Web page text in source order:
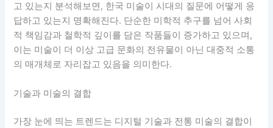
고 있는지 분석해보면, 한국 미술이 시대의 질문에 어떻게 응
답하고 있는지 명확해진다. 단순한 미학적 추구를 넘어 사회
적 책임감과 철학적 깊이를 담은 작품들이 증가하고 있으며,
이는 미술이 더 이상 고급 문화의 전유물이 아닌 대중적 소통
의 매개체로 자리잡고 있음을 의미한다.
기술과 미술의 결합
가장 눈에 띄는 트렌드는 디지털 기술과 전통 미술의 결합이